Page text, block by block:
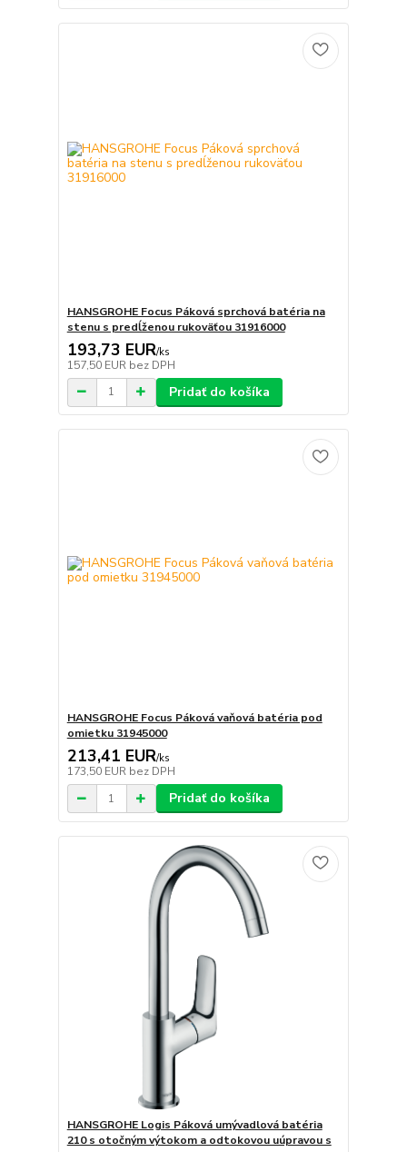
HANSGROHE Focus Páková sprchová batéria na
stenu s predĺženou rukoväťou 31916000
193,73 EUR/ks
157,50 EUR bez DPH
Pridať do košíka
HANSGROHE Focus Páková vaňová batéria pod
omietku 31945000
213,41 EUR/ks
173,50 EUR bez DPH
Pridať do košíka
HANSGROHE Logis Páková umývadlová batéria
210 s otočným výtokom a odtokovou uúpravou s